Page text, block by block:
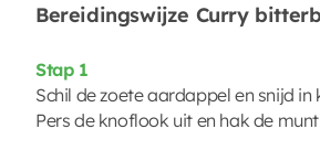
Bereidingswijze Curry
Stap 1
Schil de zoete aardappel en snijd in
Pers de knoflook uit en hak de